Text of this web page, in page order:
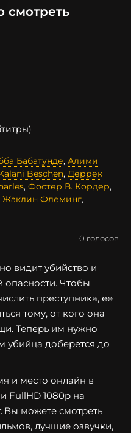
смотреть
Бабатунде, Алими
Beschen, Деррек
, Фостер В. Кордер,
Жаклин Флеминг,
0 голосов
видит убийство и
опасности. Чтобы
преступника, ее
тому, от кого она
Теперь им нужно
убийца доберется до
и место онлайн в
FullHD 1080p на
Вы можете смотреть
лучшие озвучки,